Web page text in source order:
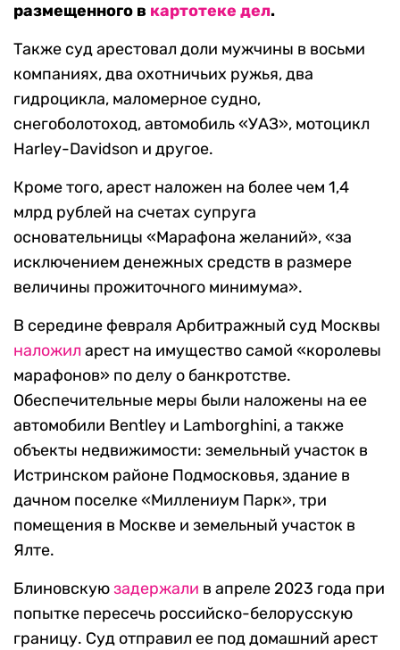
размещенного в картотеке дел.
Также суд арестовал доли мужчины в восьми
компаниях, два охотничьих ружья, два
гидроцикла, маломерное судно,
снегоболотоход, автомобиль «УАЗ», мотоцикл
Harley-Davidson и другое.
Кроме того, арест наложен на более чем 1,4
млрд рублей на счетах супруга
основательницы «Марафона желаний», «за
исключением денежных средств в размере
величины прожиточного минимума».
В середине февраля Арбитражный суд Москвы
наложил арест на имущество самой «королевы
марафонов» по делу о банкротстве.
Обеспечительные меры были наложены на ее
автомобили Bentley и Lamborghini, а также
объекты недвижимости: земельный участок в
Истринском районе Подмосковья, здание в
дачном поселке «Миллениум Парк», три
помещения в Москве и земельный участок в
Ялте.
Блиновскуюзадержали в апреле 2023 года при
попытке пересечь российско-белорусскую
границу. Суд отправил ее под домашний арест